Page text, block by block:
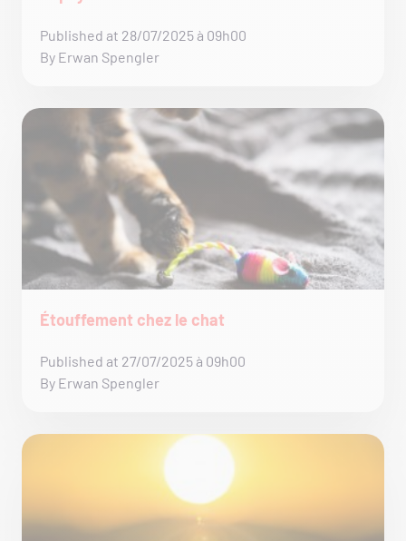
Published at 28/07/2025 à 09h00
By Erwan Spengler
Étouffement chez le chat
Published at 27/07/2025 à 09h00
By Erwan Spengler